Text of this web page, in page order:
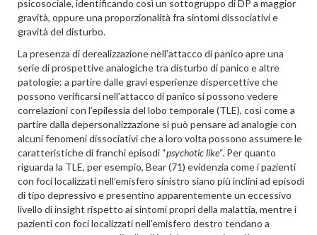
psicosociale, identificando così un sottogruppo di DP a maggior
gravità, oppure una proporzionalità fra sintomi dissociativi e
gravità del disturbo.
La presenza di derealizzazione nell’attacco di panico apre una
serie di prospettive analogiche tra disturbo di panico e altre
patologie: a partire dalle gravi esperienze dispercettive che
possono verificarsi nell’attacco di panico si possono vedere
correlazioni con l’epilessia del lobo temporale (TLE), così come a
partire dalla depersonalizzazione si può pensare ad analogie con
alcuni fenomeni dissociativi che a loro volta possono assumere le
caratteristiche di franchi episodi “psychotic like“. Per quanto
riguarda la TLE, per esempio, Bear (71) evidenzia come i pazienti
con foci localizzati nell’emisfero sinistro siano più inclini ad episodi
di tipo depressivo e presentino apparentemente un eccessivo
livello di insight rispetto ai sintomi propri della malattia, mentre i
pazienti con foci localizzati nell’emisfero destro tendano a